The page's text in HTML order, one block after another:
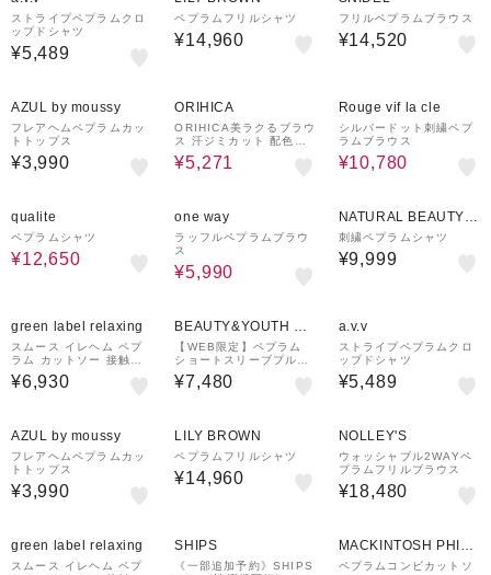
ストライプペプラムクロ
ップドシャツ
¥5,489
ペプラムフリルシャツ
¥14,960
フリルペプラムブラウス
¥14,520
AZUL by moussy
フレアヘムペプラムカッ
トトップス
¥3,990
ORIHICA
ORIHICA美ラクるブラウ
ス 汗ジミカット 配色ペ
プラム
¥5,271
Rouge vif la cle
シルバードット刺繍ペプ
ラムブラウス
¥10,780
qualite
ペプラムシャツ
¥12,650
one way
ラッフルペプラムブラウ
ス
¥5,990
NATURAL BEAUTY B
ASIC
刺繍ペプラムシャツ
¥9,999
green label relaxing
スムース イレヘム ペプ
ラム カットソー 接触冷
感
¥6,930
BEAUTY&YOUTH UN
ITED ARROWS
【WEB限定】ペプラム
ショートスリーブプルオ
ーバー
¥7,480
a.v.v
ストライプペプラムクロ
ップドシャツ
¥5,489
AZUL by moussy
フレアヘムペプラムカッ
トトップス
¥3,990
LILY BROWN
ペプラムフリルシャツ
¥14,960
NOLLEY'S
ウォッシャブル2WAYペ
プラムフリルブラウス
¥18,480
green label relaxing
スムース イレヘム ペプ
SHIPS
《一部追加予約》SHIPS
MACKINTOSH PHILO
SOPHY
ペプラムコンビカットソ